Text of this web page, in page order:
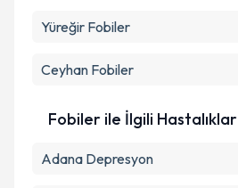
Yüreğir Fobiler
Ceyhan Fobiler
Fobiler ile İlgili Hastalıklar
Adana Depresyon